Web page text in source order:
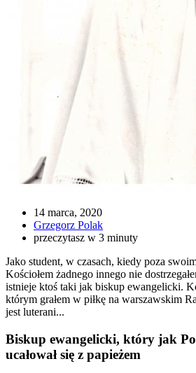
14 marca, 2020
Grzegorz Polak
przeczytasz w 3 minuty
Jako student, w czasach, kiedy poza
Kościołem żadnego innego nie
istnieje ktoś taki jak biskup ewangelicki.
którym grałem w piłkę na warszawskim
jest luterani...
Biskup ewangelicki, który jak
ucałował się z papieżem